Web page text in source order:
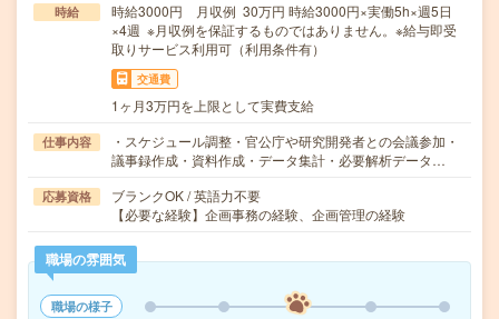
時給
時給3000円 月収例 30万円 時給3000円×実働5h×週5日
×4週 ※月収例を保証するものではありません。※給与即受
取りサービス利用可（利用条件有）
交通費
1ヶ月3万円を上限として実費支給
仕事内容
・スケジュール調整・官公庁や研究開発者との会議参加・
議事録作成・資料作成・データ集計・必要解析データ…
応募資格
ブランクOK / 英語力不要
【必要な経験】企画事務の経験、企画管理の経験
職場の雰囲気
職場の様子